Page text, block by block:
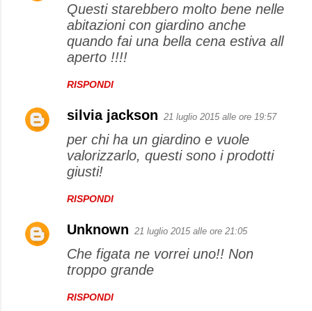
Questi starebbero molto bene nelle
abitazioni con giardino anche
quando fai una bella cena estiva all
aperto !!!!
RISPONDI
silvia jackson 21 luglio 2015 alle ore 19:57
per chi ha un giardino e vuole
valorizzarlo, questi sono i prodotti
giusti!
RISPONDI
Unknown 21 luglio 2015 alle ore 21:05
Che figata ne vorrei uno!! Non
troppo grande
RISPONDI